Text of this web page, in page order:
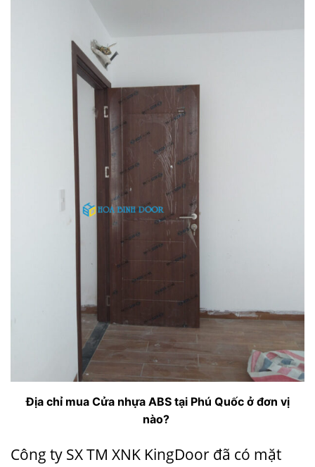
Địa chỉ mua Cửa nhựa ABS tại Phú Quốc ở đơn vị
nào?
Công ty SX TM XNK KingDoor đã có mặt